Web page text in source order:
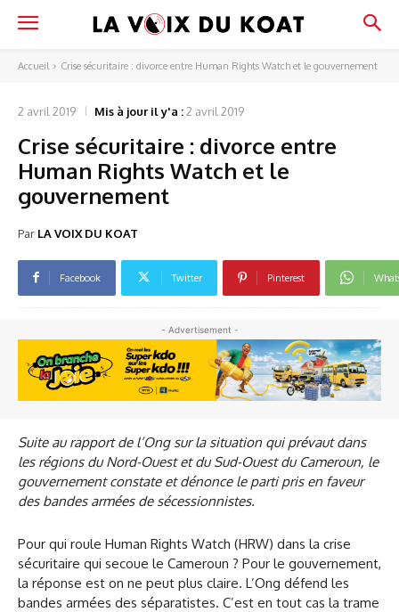
Accueil Crise sécuritaire : divorce entre Human Rights Watch et le gouvernement
2 avril 2019 Mis à jour il y'a :2 avril 2019
Crise sécuritaire : divorce entre
Human Rights Watch et le
gouvernement
Par LA VOIX DU KOAT
Facebook Twitter Pinterest
- Advertisement -
Suite au rapport de l’Ong sur la situation qui prévaut dans
les régions du Nord-Ouest et du Sud-Ouest du Cameroun, le
gouvernement constate et dénonce le parti pris en faveur
des bandes armées de sécessionnistes.
Pour qui roule Human Rights Watch (HRW) dans la crise
sécuritaire qui secoue le Cameroun ? Pour le gouvernement,
la réponse est on ne peut plus claire. L’Ong défend les
bandes armées des séparatistes. C’est en tout cas la trame